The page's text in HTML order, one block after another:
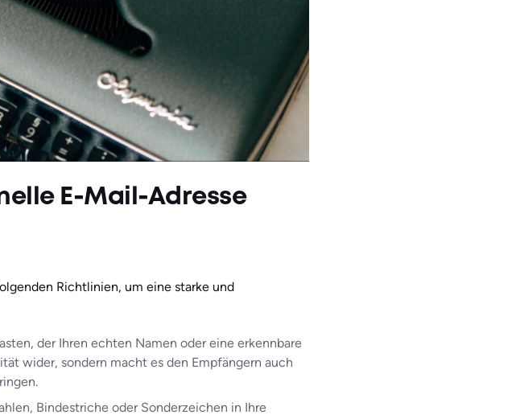
E-Mail-Adresse
Richtlinien, um eine starke und
der Ihren echten Namen oder eine erkennbare
wider, sondern macht es den Empfängern auch
Bindestriche oder Sonderzeichen in Ihre